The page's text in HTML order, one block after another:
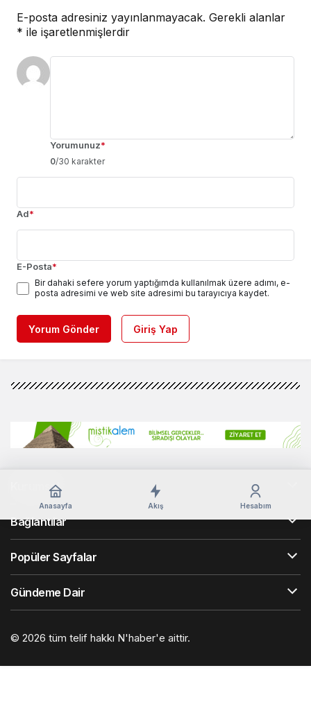
E-posta adresiniz yayınlanmayacak. Gerekli alanlar
* ile işaretlenmişlerdir
Yorumunuz*
0/30 karakter
Ad*
E-Posta*
Bir dahaki sefere yorum yaptığımda kullanılmak üzere adımı, e-
posta adresimi ve web site adresimi bu tarayıcıya kaydet.
Yorum Gönder Giriş Yap
Anasayfa Akış Hesabım
Kurumsal
Bağlantılar
Popüler Sayfalar
Gündeme Dair
© 2026 tüm telif hakkı N'haber'e aittir.